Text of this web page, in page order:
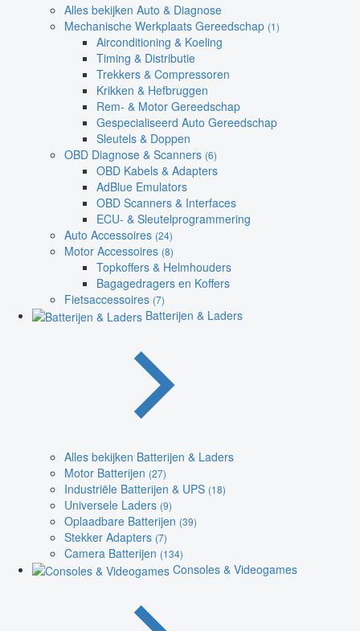
Alles bekijken Auto & Diagnose
Mechanische Werkplaats Gereedschap (1)
Airconditioning & Koeling
Timing & Distributie
Trekkers & Compressoren
Krikken & Hefbruggen
Rem- & Motor Gereedschap
Gespecialiseerd Auto Gereedschap
Sleutels & Doppen
OBD Diagnose & Scanners (6)
OBD Kabels & Adapters
AdBlue Emulators
OBD Scanners & Interfaces
ECU- & Sleutelprogrammering
Auto Accessoires (24)
Motor Accessoires (8)
Topkoffers & Helmhouders
Bagagedragers en Koffers
Fietsaccessoires (7)
Batterijen & Laders
Alles bekijken Batterijen & Laders
Motor Batterijen (27)
Industriële Batterijen & UPS (18)
Universele Laders (9)
Oplaadbare Batterijen (39)
Stekker Adapters (7)
Camera Batterijen (134)
Consoles & Videogames